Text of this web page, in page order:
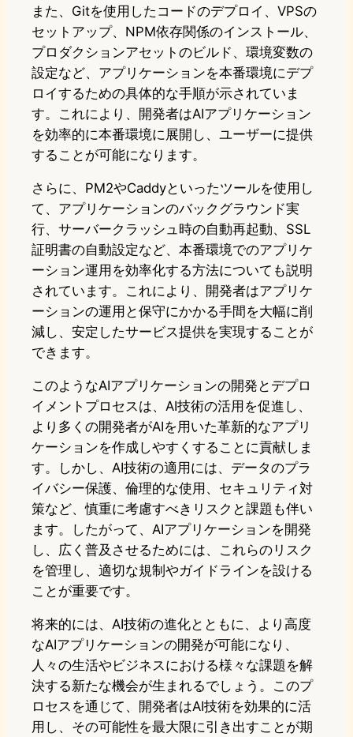
また、Gitを使用したコードのデプロイ、VPSの
セットアップ、NPM依存関係のインストール、
プロダクションアセットのビルド、環境変数の
設定など、アプリケーションを本番環境にデプ
ロイするための具体的な手順が示されていま
す。これにより、開発者はAIアプリケーション
を効率的に本番環境に展開し、ユーザーに提供
することが可能になります。
さらに、PM2やCaddyといったツールを使用し
て、アプリケーションのバックグラウンド実
行、サーバークラッシュ時の自動再起動、SSL
証明書の自動設定など、本番環境でのアプリケ
ーション運用を効率化する方法についても説明
されています。これにより、開発者はアプリケ
ーションの運用と保守にかかる手間を大幅に削
減し、安定したサービス提供を実現することが
できます。
このようなAIアプリケーションの開発とデプロ
イメントプロセスは、AI技術の活用を促進し、
より多くの開発者がAIを用いた革新的なアプリ
ケーションを作成しやすくすることに貢献しま
す。しかし、AI技術の適用には、データのプラ
イバシー保護、倫理的な使用、セキュリティ対
策など、慎重に考慮すべきリスクと課題も伴い
ます。したがって、AIアプリケーションを開発
し、広く普及させるためには、これらのリスク
を管理し、適切な規制やガイドラインを設ける
ことが重要です。
将来的には、AI技術の進化とともに、より高度
なAIアプリケーションの開発が可能になり、
人々の生活やビジネスにおける様々な課題を解
決する新たな機会が生まれるでしょう。このプ
ロセスを通じて、開発者はAI技術を効果的に活
用し、その可能性を最大限に引き出すことが期